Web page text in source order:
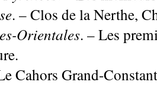
. – Clos de la Nerthe,
Orientales. – Les
Cahors Grand-